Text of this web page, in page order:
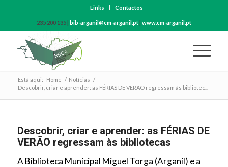
Links Contactos
235 200 135 | bib-arganil@cm-arganil.pt| www.cm-arganil.pt
Está aqui: Home / Notícias /
Descobrir, criar e aprender: as FÉRIAS DE VERÃO regressam às bibliotec...
Descobrir, criar e aprender: as FÉRIAS DE
VERÃO regressam às bibliotecas
A Biblioteca Municipal Miguel Torga (Arganil) e a